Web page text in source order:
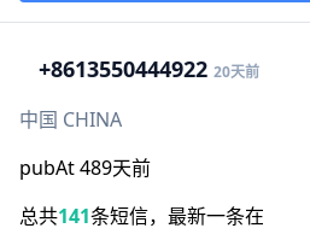
+8613550444922 20天前
中国 CHINA
pubAt 489天前
总共141条短信，最新一条在